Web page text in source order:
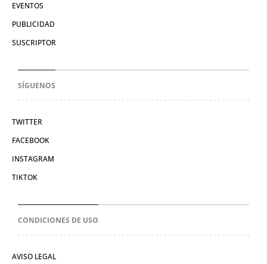
EVENTOS
PUBLICIDAD
SUSCRIPTOR
SÍGUENOS
TWITTER
FACEBOOK
INSTAGRAM
TIKTOK
CONDICIONES DE USO
AVISO LEGAL